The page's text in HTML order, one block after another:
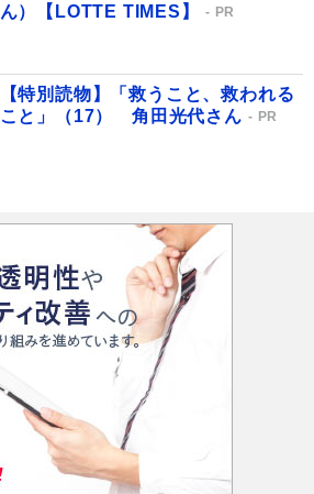
ん）【LOTTE TIMES】
PR
【特別読物】「救うこと、救われる
こと」（17） 角田光代さん
PR